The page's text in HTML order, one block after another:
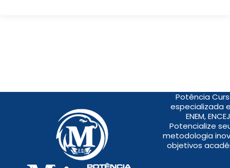
Potência
especializada
ENEM,
Potencialize
metodologia
objetivos